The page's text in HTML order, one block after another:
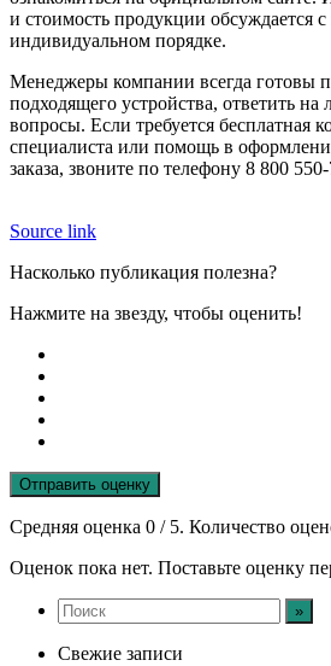
и стоимость продукции обсуждается с
индивидуальном порядке.
Менеджеры компании всегда готовы
подходящего устройства, ответить
вопросы. Если требуется бесплатная
специалиста или помощь в
заказа, звоните по телефону 8 800
Source link
Насколько публикация полезна?
Нажмите на звезду, чтобы оценить!
Отправить оценку
Средняя оценка 0 / 5. Количество
Оценок пока нет. Поставьте оценку
Свежие записи